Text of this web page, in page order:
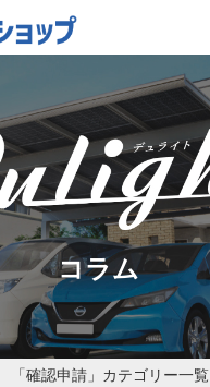
コラム
「確認申請」カテゴリー一覧